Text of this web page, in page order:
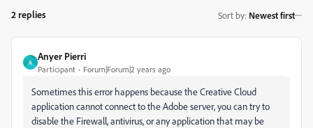
2 replies Sort by: Newest first
A
Anyer Pierri
Participant Forum|Forum|2 years ago
Sometimes this error happens because the Creative Cloud
application cannot connect to the Adobe server, you can try to
disable the Firewall, antivirus, or any application that may be